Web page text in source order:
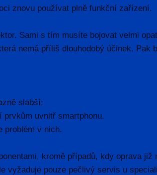
znovu používat plně funkční zařízení.
Sami s tím musíte bojovat velmi
nemá příliš dlouhodobý účinek. Pak
slabší;
prvkům uvnitř smartphonu.
problém v nich.
kromě případů, kdy oprava již
vyžaduje pouze pečlivý servis u